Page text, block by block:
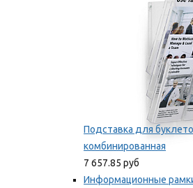
Подставка для
комбинированная
7 657.85 руб
Информационные